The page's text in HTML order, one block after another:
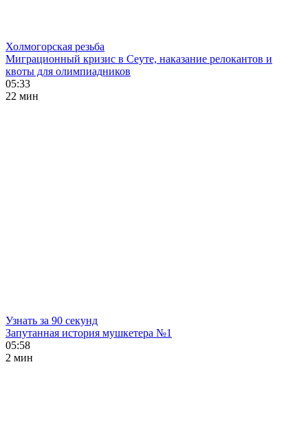
Холмогорская резьба
Миграционный кризис в Сеуте, наказание релокантов и
квоты для олимпиадников
05:33
22 мин
Узнать за 90 секунд
Запутанная история мушкетера №1
05:58
2 мин